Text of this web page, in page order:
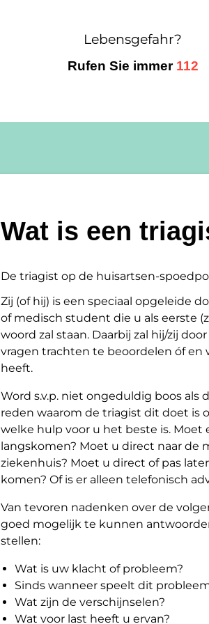
Lebensgefahr?
Rufen Sie immer 112
Wat is een
De triagist op de huisartsen-
Zij (of hij) is een speciaal opgeleide
of medisch student die u als eerste
woord zal staan. Daarbij zal hij/zij
vragen trachten te beoordelen óf en
heeft.
Word s.v.p. niet ongeduldig boos als
reden waarom de triagist dit doet is
welke hulp voor u het beste is. Moet
langskomen? Moet u direct naar de
ziekenhuis? Moet u direct of pas
komen? Of is er alleen telefonisch
Van tevoren nadenken over de
goed mogelijk te kunnen
stellen:
Wat is uw klacht of probleem?
Sinds wanneer speelt dit
Wat zijn de verschijnselen?
Wat voor last heeft u ervan?